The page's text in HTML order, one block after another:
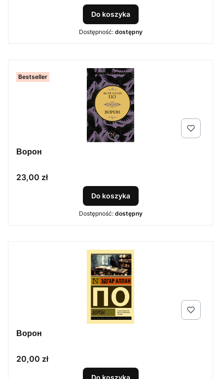
Do koszyka
Dostępność: dostępny
Bestseller
Ворон
Cena
23,00 zł
Do koszyka
Dostępność: dostępny
Ворон
Cena
20,00 zł
Do koszyka